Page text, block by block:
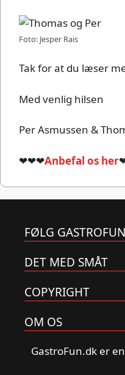
Foto: Jesper Rais
Tak for at du læser
Med venlig hilsen
Per Asmussen &
❤❤❤Anbefal os her
FØLG GASTROFUN
DET MED SMÅT
COPYRIGHT
OM OS
GastroFun.dk er